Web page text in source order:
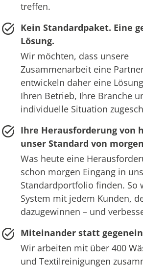
treffen.
Kein Standardpaket. Eine
Lösung.
Wir möchten, dass unsere
Zusammenarbeit eine
entwickeln daher eine
Ihren Betrieb, Ihre Branche
individuelle Situation
Ihre Herausforderung von
unser Standard von
Was heute eine
schon morgen Eingang in
Standardportfolio finden. So
System mit jedem Kunden,
dazugewinnen – und
Miteinander statt
Wir arbeiten mit über 400
und Textilreinigungen